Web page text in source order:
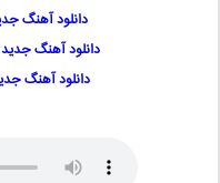
دانلود آهنگ
دانلود آهنگ
دانلود آهنگ